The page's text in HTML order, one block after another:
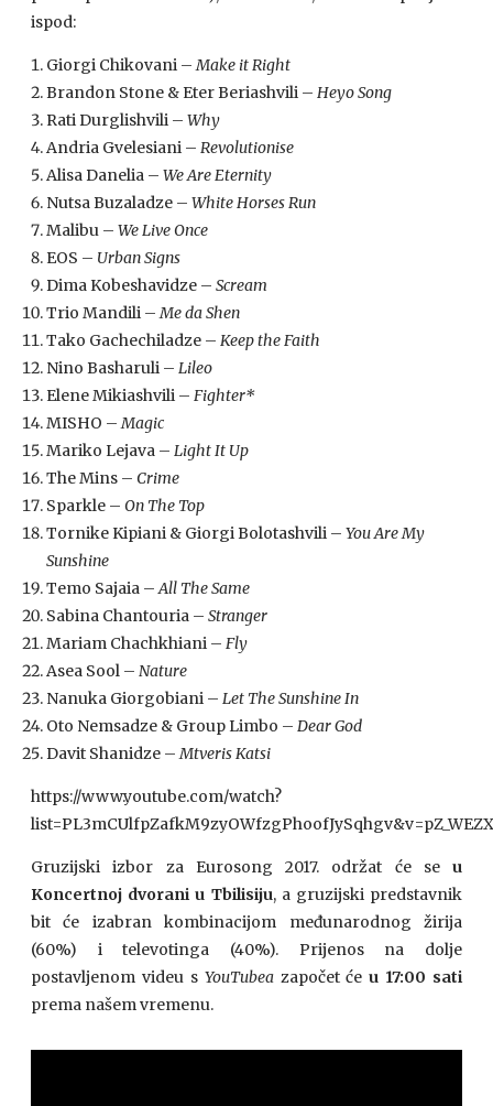
ispod:
Giorgi Chikovani –Make it Right
Brandon Stone & Eter Beriashvili – Heyo Song
Rati Durglishvili – Why
Andria Gvelesiani – Revolutionise
Alisa Danelia – We Are Eternity
Nutsa Buzaladze – White Horses Run
Malibu – We Live Once
EOS – Urban Signs
Dima Kobeshavidze – Scream
Trio Mandili –Me da Shen
Tako Gachechiladze – Keep the Faith
Nino Basharuli – Lileo
Elene Mikiashvili – Fighter*
MISHO –Magic
Mariko Lejava – Light It Up
The Mins – Crime
Sparkle – On The Top
Tornike Kipiani & Giorgi Bolotashvili – You Are My
Sunshine
Temo Sajaia –All The Same
Sabina Chantouria – Stranger
Mariam Chachkhiani – Fly
Asea Sool – Nature
Nanuka Giorgobiani – Let The Sunshine In
Oto Nemsadze & Group Limbo – Dear God
Davit Shanidze –Mtveris Katsi
https://www.youtube.com/watch?
Gruzijski izbor za Eurosong 2017. održat će se u
Koncertnoj dvorani u Tbilisiju, a gruzijski predstavnik
bit će izabran kombinacijom međunarodnog žirija
(60%) i televotinga (40%). Prijenos na dolje
postavljenom videu s YouTubea započet ćeu 17:00 sati
prema našem vremenu.